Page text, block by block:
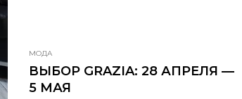
МОДА
ВЫБОР GRAZIA: 28 АПРЕЛЯ —
5 МАЯ